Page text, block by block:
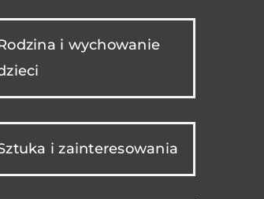
i wychowanie
i zainteresowania